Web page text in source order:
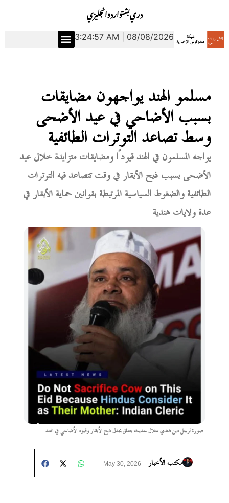
انجليزياردوبشتودري
3:24:58 AM | 08/08/2026
مسلمو الهند يواجهون مضايقات
بسبب الأضاحي في عيد الأضحى
وسط تصاعد التوترات الطائفية
يواجه المسلمون في الهند قيودًا ومضايقات متزايدة خلال عيد
الأضحى بسبب ذبح الأبقار في وقت تتصاعد فيه التوترات
الطائفية والضغوط السياسية المرتبطة بقوانين حماية الأبقار في
عدة ولايات هندية
صورة لرجل دين هندي خلال حديث يتعلق بجدل ذبح الأبقار وقيود الأضاحي في الهند
مكتب الأخبار May 30, 2026